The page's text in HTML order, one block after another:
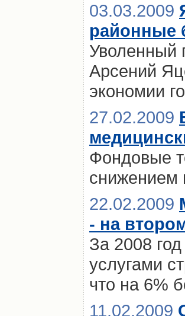
03.03.2009
районные
Уволенный
Арсений
экономии
27.02.2009
Фондовые
снижением
22.02.2009
- на
За 2008
услугами
что на 6%
11.02.2009